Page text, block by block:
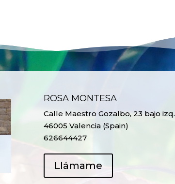
ROSA MONTESA
Calle Maestro Gozalbo, 23 bajo izq.
46005 Valencia (Spain)
626644427
Llámame